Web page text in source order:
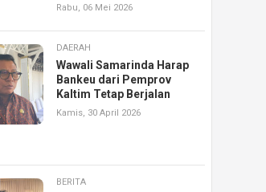
Rabu, 06 Mei 2026
DAERAH
Wawali Samarinda Harap
Bankeu dari Pemprov
Kaltim Tetap Berjalan
Kamis, 30 April 2026
BERITA